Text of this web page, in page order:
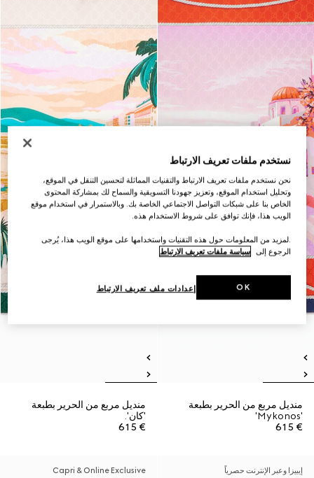
منديل مربع من الحرير بطبعة
'Mykonos'
€ 615
منديل مربع من الحرير بطبعة
'كان'.
€ 615
إيبيزا وعبر الإنترنت حصرياً Capri & Online Exclusive
نستخدم ملفات تعريف الارتباط
نحن نستخدم ملفات تعريف الارتباط والتقنيات المماثلة لتحسين التنقل في الموقع،
وتحليل استخدام الموقع، وتعزيز جهودنا التسويقية والسماح لك بمشاركة المحتوى
الخاص بنا على شبكات التواصل الاجتماعي الخاصة بك. وبالاستمرار في استخدام موقع
الويب هذا، فإنك توافق على شروط الاستخدام هذه.
.لمزيد من المعلومات حول هذه التقنيات واستخدامها على موقع الويب هذا، يُرجى
الرجوع إلى سياسة ملفات تعريف الارتباط
إعدادات ملف تعريف الارتباط OK